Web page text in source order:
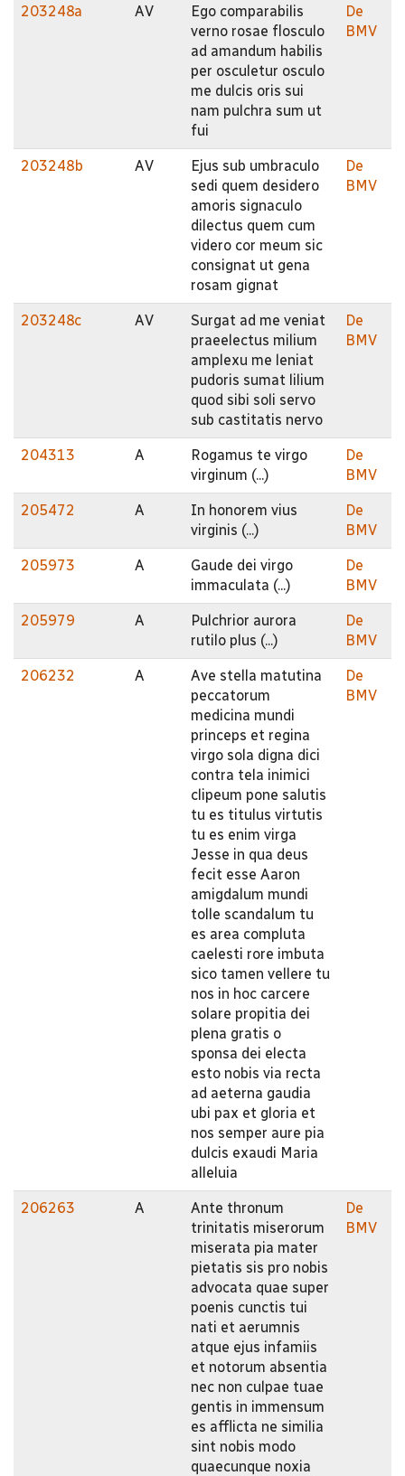
203248a AV
Ego comparabilis
verno rosae flosculo
ad amandum habilis
per osculetur osculo
me dulcis oris sui
nam pulchra sum ut
fui
De
BMV
203248b AV
Ejus sub umbraculo
sedi quem desidero
amoris signaculo
dilectus quem cum
videro cor meum sic
consignat ut gena
rosam gignat
De
BMV
203248c AV
Surgat ad me veniat
praeelectus milium
amplexu me leniat
pudoris sumat lilium
quod sibi soli servo
sub castitatis nervo
De
BMV
204313 A
Rogamus te virgo
virginum (...)
De
BMV
205472 A
In honorem vius
virginis (...)
De
BMV
205973 A
Gaude dei virgo
immaculata (...)
De
BMV
205979 A
Pulchrior aurora
rutilo plus (...)
De
BMV
206232 A
Ave stella matutina
peccatorum
medicina mundi
princeps et regina
virgo sola digna dici
contra tela inimici
clipeum pone salutis
tu es titulus virtutis
tu es enim virga
Jesse in qua deus
fecit esse Aaron
amigdalum mundi
tolle scandalum tu
es area compluta
caelesti rore imbuta
sico tamen vellere tu
nos in hoc carcere
solare propitia dei
plena gratis o
sponsa dei electa
esto nobis via recta
ad aeterna gaudia
ubi pax et gloria et
nos semper aure pia
dulcis exaudi Maria
alleluia
De
BMV
206263 A
Ante thronum
trinitatis miserorum
miserata pia mater
pietatis sis pro nobis
advocata quae super
poenis cunctis tui
nati et aerumnis
atque ejus infamiis
et notorum absentia
nec non culpae tuae
gentis in immensum
es afflicta ne similia
sint nobis modo
quaecunque noxia
De
BMV